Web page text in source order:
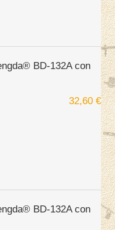
BD-132A con
32,60 €
BD-132A con